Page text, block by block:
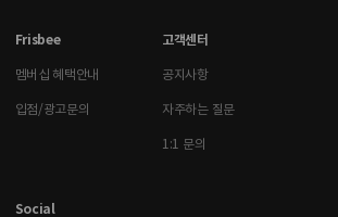
Frisbee
멤버십 혜택안내
입점/광고문의
고객센터
공지사항
자주하는 질문
1:1 문의
Social